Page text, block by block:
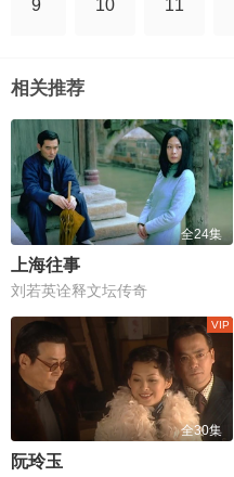
9 10 11
相关推荐
全24集
上海往事
刘若英诠释文坛传奇
全30集
阮玲玉